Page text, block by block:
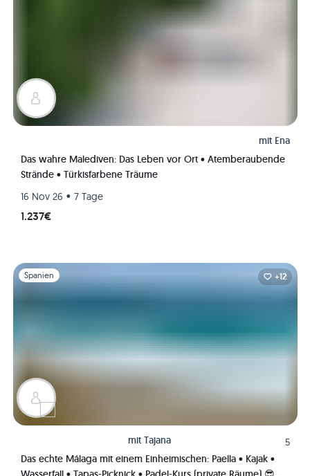
mit Ena
Das wahre Malediven: Das Leben vor Ort • Atemberaubende
Strände • Türkisfarbene Träume
16 Nov 26 • 7 Tage
1.237€
Folie 1 von 1
Spanien +12
mit Tajana
5
Das echte Málaga mit einem Einheimischen: Paella • Kajak •